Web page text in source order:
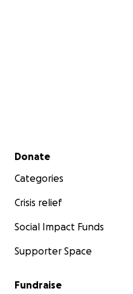
Secondary menu
Donate
Categories
Crisis relief
Social Impact Funds
Supporter Space
Fundraise